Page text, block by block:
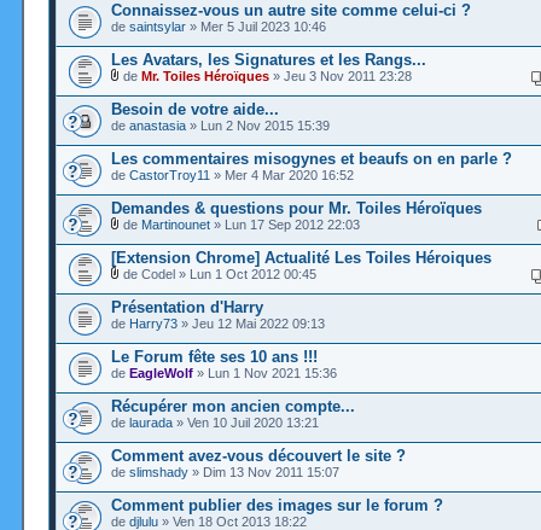
Connaissez-vous un autre site comme celui-ci ?
de saintsylar » Mer 5 Juil 2023 10:46
Les Avatars, les Signatures et les Rangs...
de Mr. Toiles Héroïques » Jeu 3 Nov 2011 23:28
Besoin de votre aide...
de anastasia » Lun 2 Nov 2015 15:39
Les commentaires misogynes et beaufs on en parle ?
de CastorTroy11 » Mer 4 Mar 2020 16:52
Demandes & questions pour Mr. Toiles Héroïques
de Martinounet » Lun 17 Sep 2012 22:03
[Extension Chrome] Actualité Les Toiles Héroiques
de Codel » Lun 1 Oct 2012 00:45
Présentation d'Harry
de Harry73 » Jeu 12 Mai 2022 09:13
Le Forum fête ses 10 ans !!!
de EagleWolf » Lun 1 Nov 2021 15:36
Récupérer mon ancien compte...
de laurada » Ven 10 Juil 2020 13:21
Comment avez-vous découvert le site ?
de slimshady » Dim 13 Nov 2011 15:07
Comment publier des images sur le forum ?
de djlulu » Ven 18 Oct 2013 18:22